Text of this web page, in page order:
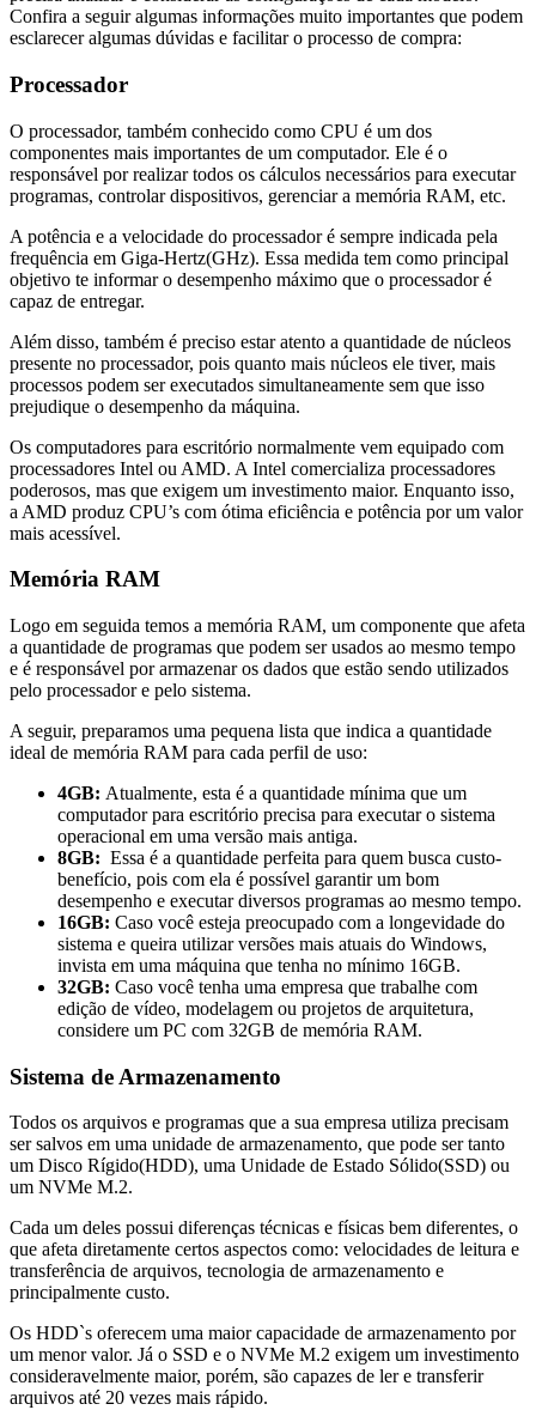
Confira a seguir algumas informações muito importantes que podem
esclarecer algumas dúvidas e facilitar o processo de compra:
Processador
O processador, também conhecido como CPU é um dos
componentes mais importantes de um computador. Ele é o
responsável por realizar todos os cálculos necessários para executar
programas, controlar dispositivos, gerenciar a memória RAM, etc.
A potência e a velocidade do processador é sempre indicada pela
frequência em Giga-Hertz(GHz). Essa medida tem como principal
objetivo te informar o desempenho máximo que o processador é
capaz de entregar.
Além disso, também é preciso estar atento a quantidade de núcleos
presente no processador, pois quanto mais núcleos ele tiver, mais
processos podem ser executados simultaneamente sem que isso
prejudique o desempenho da máquina.
Os computadores para escritório normalmente vem equipado com
processadores Intel ou AMD. A Intel comercializa processadores
poderosos, mas que exigem um investimento maior. Enquanto isso,
a AMD produz CPU’s com ótima eficiência e potência por um valor
mais acessível.
Memória RAM
Logo em seguida temos a memória RAM, um componente que afeta
a quantidade de programas que podem ser usados ao mesmo tempo
e é responsável por armazenar os dados que estão sendo utilizados
pelo processador e pelo sistema.
A seguir, preparamos uma pequena lista que indica a quantidade
ideal de memória RAM para cada perfil de uso:
4GB: Atualmente, esta é a quantidade mínima que um
computador para escritório precisa para executar o sistema
operacional em uma versão mais antiga.
8GB: Essa é a quantidade perfeita para quem busca custo-
benefício, pois com ela é possível garantir um bom
desempenho e executar diversos programas ao mesmo tempo.
16GB: Caso você esteja preocupado com a longevidade do
sistema e queira utilizar versões mais atuais do Windows,
invista em uma máquina que tenha no mínimo 16GB.
32GB: Caso você tenha uma empresa que trabalhe com
edição de vídeo, modelagem ou projetos de arquitetura,
considere um PC com 32GB de memória RAM.
Sistema de Armazenamento
Todos os arquivos e programas que a sua empresa utiliza precisam
ser salvos em uma unidade de armazenamento, que pode ser tanto
um Disco Rígido(HDD), uma Unidade de Estado Sólido(SSD) ou
um NVMe M.2.
Cada um deles possui diferenças técnicas e físicas bem diferentes, o
que afeta diretamente certos aspectos como: velocidades de leitura e
transferência de arquivos, tecnologia de armazenamento e
principalmente custo.
Os HDD`s oferecem uma maior capacidade de armazenamento por
um menor valor. Já o SSD e o NVMe M.2 exigem um investimento
consideravelmente maior, porém, são capazes de ler e transferir
arquivos até 20 vezes mais rápido.